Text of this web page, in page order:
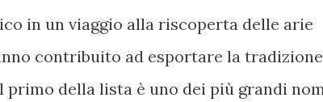
in un viaggio alla riscoperta delle arie
contribuito ad esportare la tradizione
della lista è uno dei più grandi